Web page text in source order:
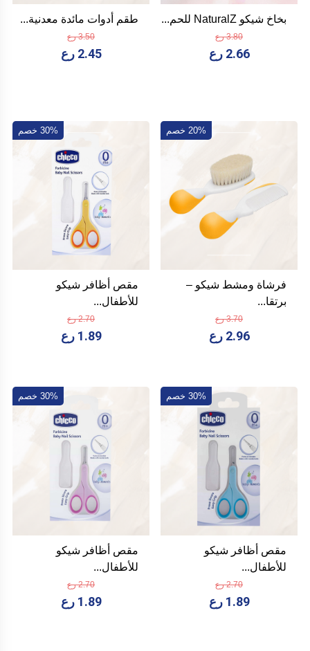
بخاخ شيكو NaturalZ للحم...
3.80 رع
2.66 رع
طقم أدوات مائدة معدنية...
3.50 رع
2.45 رع
20% خصم
فرشاة ومشط شيكو –
برتقا...
3.70 رع
2.96 رع
30% خصم
مقص أظافر شيكو
للأطفال...
2.70 رع
1.89 رع
30% خصم
مقص أظافر شيكو
للأطفال...
2.70 رع
1.89 رع
30% خصم
مقص أظافر شيكو
للأطفال...
2.70 رع
1.89 رع